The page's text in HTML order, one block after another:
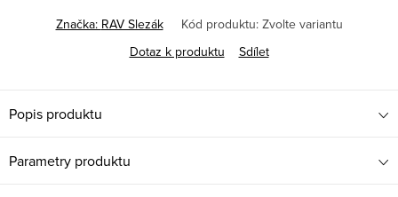
Značka: RAV Slezák Kód produktu: Zvolte variantu
Dotaz k produktu
Sdílet
Popis produktu
Parametry produktu